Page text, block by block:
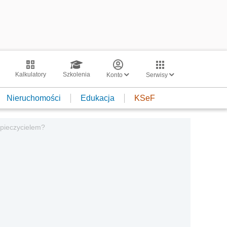
Kalkulatory Szkolenia Konto Serwisy
Nieruchomości Edukacja KSeF